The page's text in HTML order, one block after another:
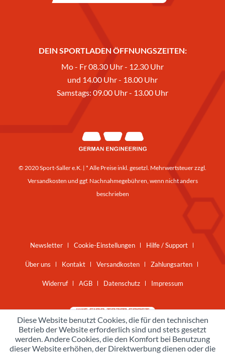
DEIN SPORTLADEN ÖFFNUNGSZEITEN:
Mo - Fr 08.30 Uhr - 12.30 Uhr
und 14.00 Uhr - 18.00 Uhr
Samstags: 09.00 Uhr - 13.00 Uhr
© 2020 Sport-Saller e.K. | * Alle Preise inkl. gesetzl. Mehrwertsteuer zzgl.
Versandkosten und ggf. Nachnahmegebühren, wenn nicht anders
beschrieben
Newsletter Cookie-Einstellungen Hilfe / Support
Über uns Kontakt Versandkosten Zahlungsarten
Widerruf AGB Datenschutz Impressum
Diese Website benutzt Cookies, die für den technischen
Betrieb der Website erforderlich sind und stets gesetzt
werden. Andere Cookies, die den Komfort bei Benutzung
dieser Website erhöhen, der Direktwerbung dienen oder die